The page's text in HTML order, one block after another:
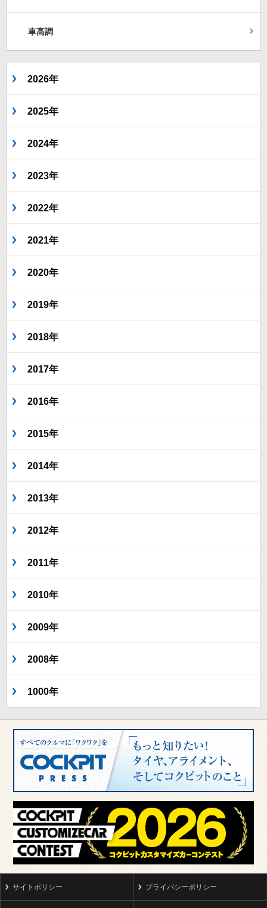
車高調
2026年
2025年
2024年
2023年
2022年
2021年
2020年
2019年
2018年
2017年
2016年
2015年
2014年
2013年
2012年
2011年
2010年
2009年
2008年
1000年
サイトポリシー プライバシーポリシー